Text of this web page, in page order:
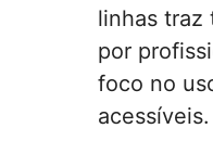
linhas traz
por
foco no
acessíveis.